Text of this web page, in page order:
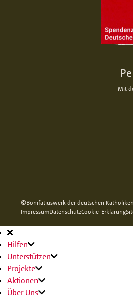
Mit
©Bonifatiuswerk der deutschen Katholiken
ImpressumDatenschutzCookie-Erklärung
Hauptnavigation
Hilfen
Unterstützen
Projekte
Aktionen
Über Uns